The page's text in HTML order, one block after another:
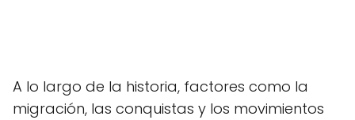
A lo largo de la historia, factores como la
migración, las conquistas y los movimientos